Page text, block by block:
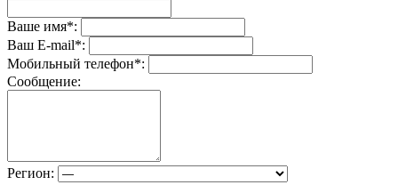
Ваше имя*:
Ваш E-mail*:
Мобильный телефон*:
Сообщение:
Регион: